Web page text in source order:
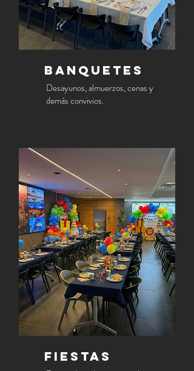
BANQUETES
Desayunos, almuerzos, cenas y
demás convivios.
FIEstas